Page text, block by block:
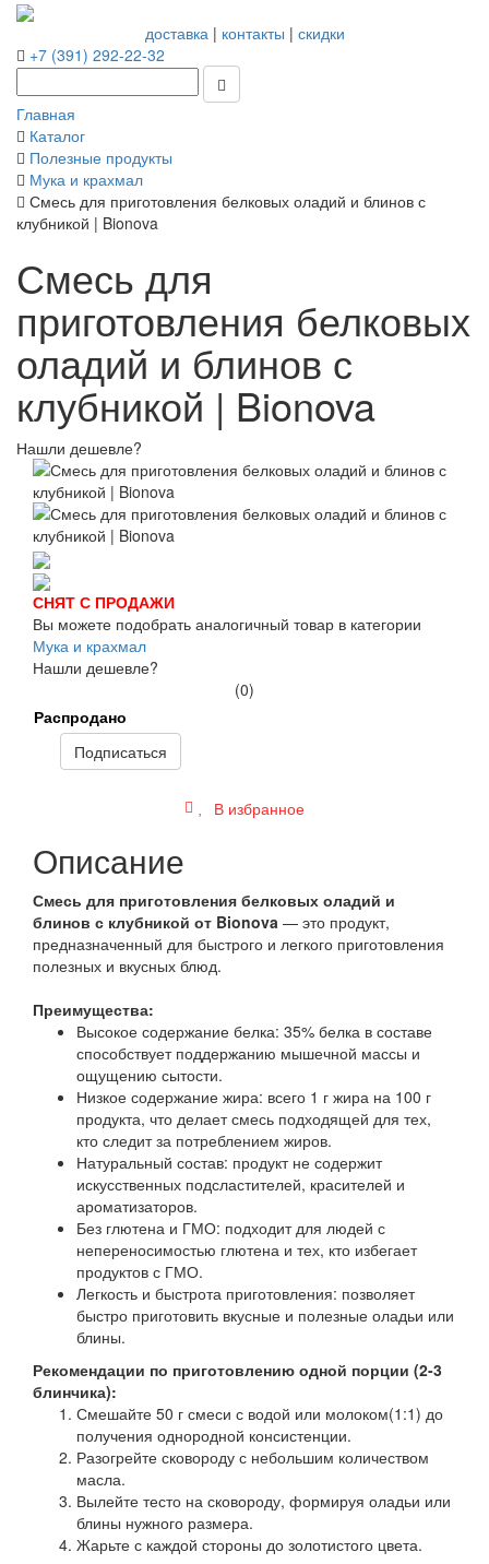
доставка| контакты | скидки
+7 (391) 292-22-32
Главная
Каталог
Полезные продукты
Мука и крахмал
Смесь для приготовления белковых оладий и блинов с
клубникой | Bionova
Смесь для
приготовления белковых
оладий и блинов с
клубникой | Bionova
Нашли дешевле?
СНЯТ С ПРОДАЖИ
Вы можете подобрать аналогичный товар в категории
Мука и крахмал
Нашли дешевле?
(0)
Распродано
Подписаться
В избранное
Описание
Смесь для приготовления белковых оладий и
блинов с клубникой от Bionova — это продукт,
предназначенный для быстрого и легкого приготовления
полезных и вкусных блюд.
Преимущества:
Высокое содержание белка: 35% белка в составе
способствует поддержанию мышечной массы и
ощущению сытости.
Низкое содержание жира: всего 1 г жира на 100 г
продукта, что делает смесь подходящей для тех,
кто следит за потреблением жиров.
Натуральный состав: продукт не содержит
искусственных подсластителей, красителей и
ароматизаторов.
Без глютена и ГМО: подходит для людей с
непереносимостью глютена и тех, кто избегает
продуктов с ГМО.
Легкость и быстрота приготовления: позволяет
быстро приготовить вкусные и полезные оладьи или
блины.
Рекомендации по приготовлению одной порции (2-3
блинчика):
Смешайте 50 г смеси с водой или молоком(1:1) до
получения однородной консистенции.
Разогрейте сковороду с небольшим количеством
масла.
Вылейте тесто на сковороду, формируя оладьи или
блины нужного размера.
Жарьте с каждой стороны до золотистого цвета.